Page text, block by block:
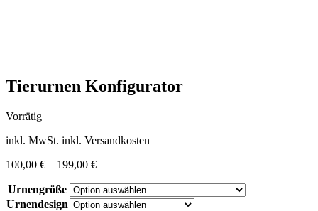
Tierurnen Konfigurator
Vorrätig
inkl. MwSt. inkl. Versandkosten
100,00 € – 199,00 €
Urnengröße
Urnendesign